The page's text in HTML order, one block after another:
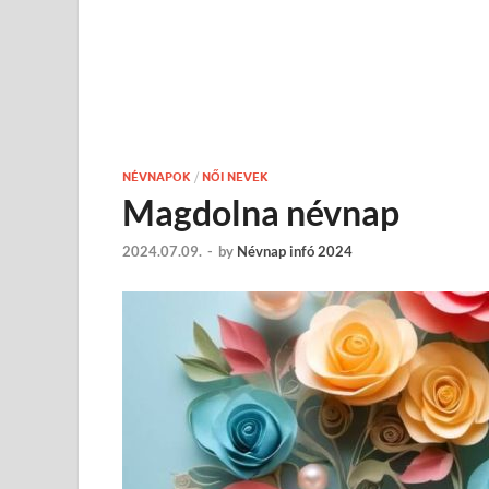
NÉVNAPOK / NŐI NEVEK
Magdolna névnap
2024.07.09. - by Névnap infó 2024